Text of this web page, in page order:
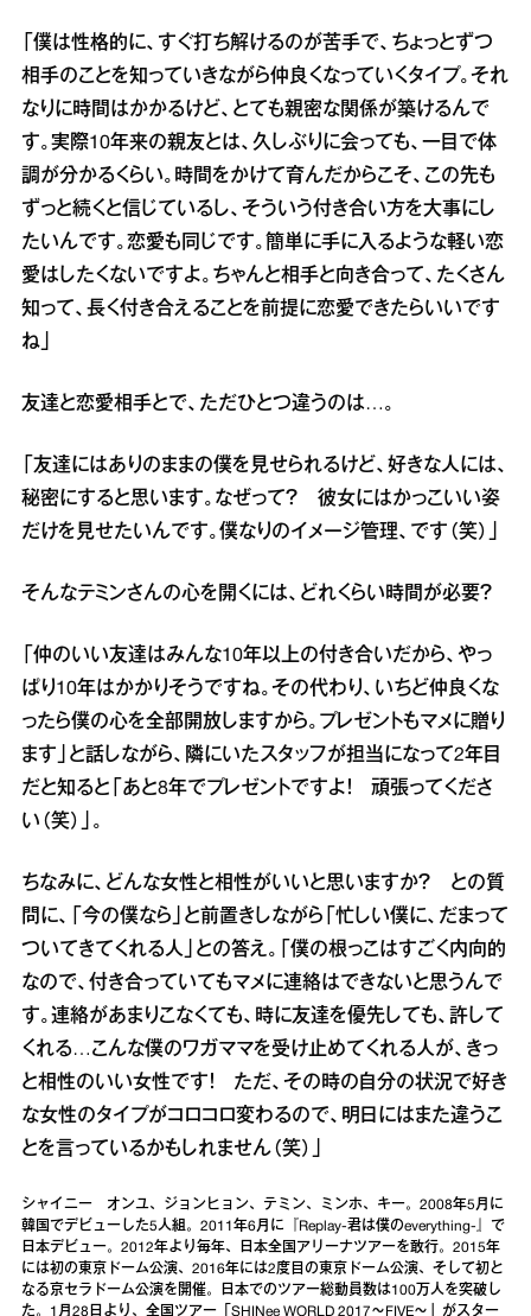
「僕は性格的に、すぐ打ち解けるのが苦手で、ちょっとずつ
相手のことを知っていきながら仲良くなっていくタイプ。それ
なりに時間はかかるけど、とても親密な関係が築けるんで
す。実際10年来の親友とは、久しぶりに会っても、一目で体
調が分かるくらい。時間をかけて育んだからこそ、この先も
ずっと続くと信じているし、そういう付き合い方を大事にし
たいんです。恋愛も同じです。簡単に手に入るような軽い恋
愛はしたくないですよ。ちゃんと相手と向き合って、たくさん
知って、長く付き合えることを前提に恋愛できたらいいです
ね」
友達と恋愛相手とで、ただひとつ違うのは…。
「友達にはありのままの僕を見せられるけど、好きな人には、
秘密にすると思います。なぜって？ 彼女にはかっこいい姿
だけを見せたいんです。僕なりのイメージ管理、です（笑）」
そんなテミンさんの心を開くには、どれくらい時間が必要？
「仲のいい友達はみんな10年以上の付き合いだから、やっ
ぱり10年はかかりそうですね。その代わり、いちど仲良くな
ったら僕の心を全部開放しますから。プレゼントもマメに贈り
ます」と話しながら、隣にいたスタッフが担当になって2年目
だと知ると「あと8年でプレゼントですよ！ 頑張ってくださ
い（笑）」。
ちなみに、どんな女性と相性がいいと思いますか？ との質
問に、「今の僕なら」と前置きしながら「忙しい僕に、だまって
ついてきてくれる人」との答え。「僕の根っこはすごく内向的
なので、付き合っていてもマメに連絡はできないと思うんで
す。連絡があまりこなくても、時に友達を優先しても、許して
くれる…こんな僕のワガママを受け止めてくれる人が、きっ
と相性のいい女性です！ ただ、その時の自分の状況で好き
な女性のタイプがコロコロ変わるので、明日にはまた違うこ
とを言っているかもしれません（笑）」
シャイニー オンユ、ジョンヒョン、テミン、ミンホ、キー。2008年5月に
韓国でデビューした5人組。2011年6月に『Replay-君は僕のeverything-』で
日本デビュー。2012年より毎年、日本全国アリーナツアーを敢行。2015年
には初の東京ドーム公演、2016年には2度目の東京ドーム公演、そして初と
なる京セラドーム公演を開催。日本でのツアー総動員数は100万人を突破し
た。1月28日より、全国ツアー「SHINee WORLD 2017～FIVE～」がスター